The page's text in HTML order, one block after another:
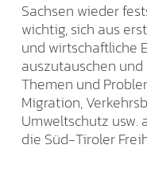
Sachsen wieder
wichtig, sich aus
und wirtschaftliche
auszutauschen
Themen und
Migration,
Umweltschutz usw.
die Süd-Tiroler